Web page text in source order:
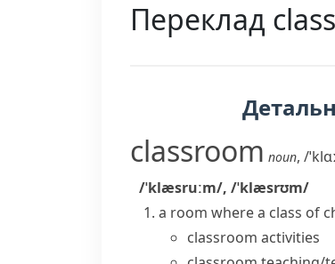
Переклад
classroom noun, /
/ˈklæsruːm/, /ˈklæsrʊm/
a room where a class of
classroom activities